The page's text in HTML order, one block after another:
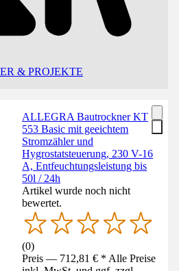
& PROJEKTE
ALLEGRA Bautrockner KT
553 Basic mit geeichtem
Stromzähler und
Hygrostatsteuerung, 230 V-16
A, Entfeuchtungsleistung bis
50l / 24h
Artikel wurde noch nicht
bewertet.
(0)
Preis — 712,81 € * Alle Preise